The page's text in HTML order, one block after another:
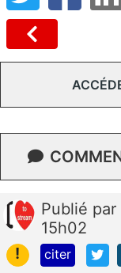
Publié par
15h02
!
citer